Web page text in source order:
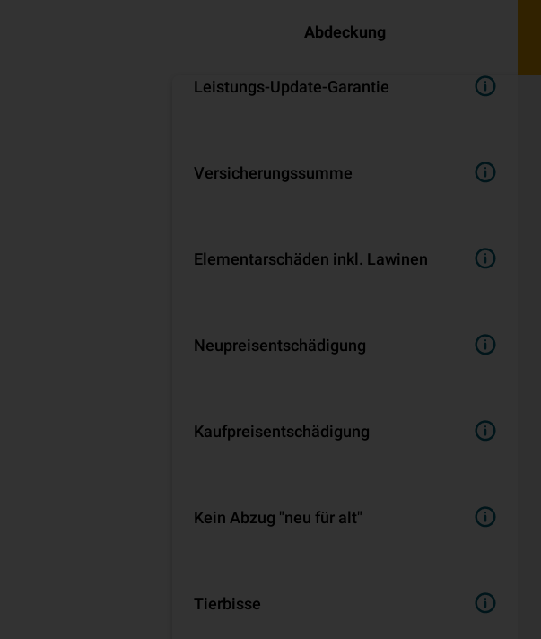
Abdeckung
Leistungs-Update-Garantie
Versicherungssumme
Ele­men­tar­schä­den inkl. Lawinen
Neu­preis­ent­schä­di­gung
Kaufpreisentschädigung
Kein Abzug "neu für alt"
Tierbisse